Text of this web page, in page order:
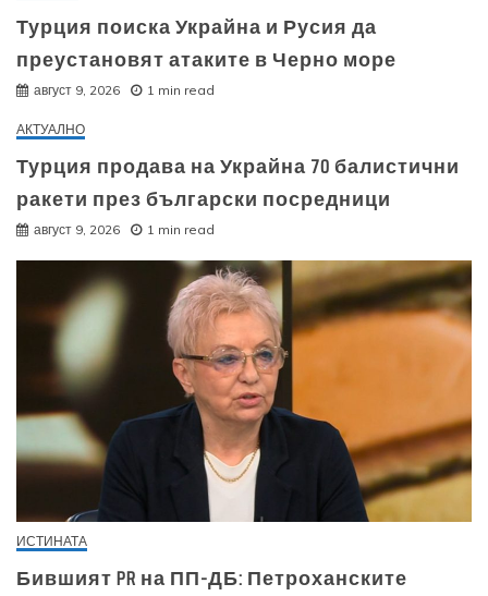
Турция поиска Украйна и Русия да
преустановят атаките в Черно море
август 9, 2026 1 min read
АКТУАЛНО
Турция продава на Украйна 70 балистични
ракети през български посредници
август 9, 2026 1 min read
ИСТИНАТА
Бившият PR на ПП-ДБ: Петроханските